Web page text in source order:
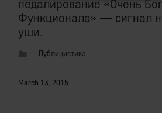
педалирование «Очень
Функционала» — сигнал
уши.
Публицистика
March 13, 2015